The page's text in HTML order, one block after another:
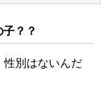
？？
別はないんだ